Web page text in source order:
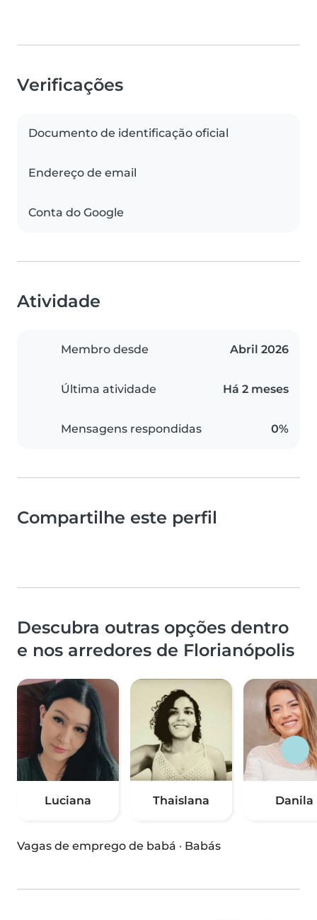
Verificações
Documento de identificação oficial
Endereço de email
Conta do Google
Atividade
Membro desde Abril 2026
Última atividade Há 2 meses
Mensagens respondidas 0%
Compartilhe este perfil
Descubra outras opções dentro
e nos arredores de Florianópolis
Luciana Thaislana Danila
Vagas de emprego de babá · Babás